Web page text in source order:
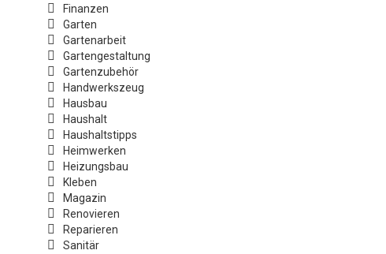
Finanzen
Garten
Gartenarbeit
Gartengestaltung
Gartenzubehör
Handwerkszeug
Hausbau
Haushalt
Haushaltstipps
Heimwerken
Heizungsbau
Kleben
Magazin
Renovieren
Reparieren
Sanitär